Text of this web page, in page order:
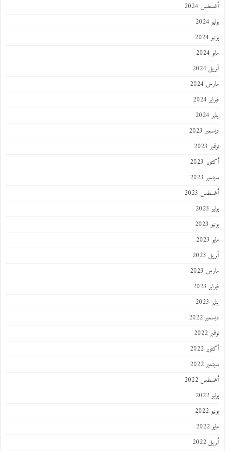
أغسطس 2024
يوليو 2024
يونيو 2024
مايو 2024
أبريل 2024
مارس 2024
فبراير 2024
يناير 2024
ديسمبر 2023
نوفمبر 2023
أكتوبر 2023
سبتمبر 2023
أغسطس 2023
يوليو 2023
يونيو 2023
مايو 2023
أبريل 2023
مارس 2023
فبراير 2023
يناير 2023
ديسمبر 2022
نوفمبر 2022
أكتوبر 2022
سبتمبر 2022
أغسطس 2022
يوليو 2022
يونيو 2022
مايو 2022
أبريل 2022